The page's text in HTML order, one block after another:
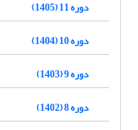
دوره 11 (1405)
دوره 10 (1404)
دوره 9 (1403)
دوره 8 (1402)